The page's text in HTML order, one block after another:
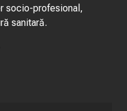
socio-profesional,
sanitară.